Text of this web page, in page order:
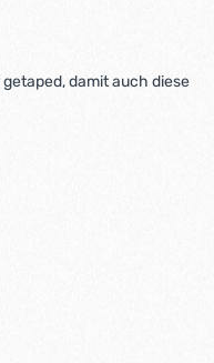
damit auch diese